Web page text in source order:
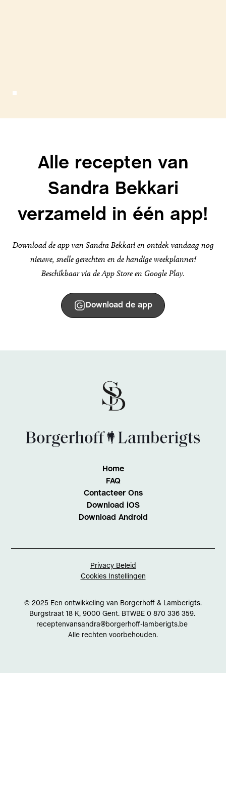
Alle recepten van
Sandra Bekkari
verzameld in één app!
Download de app van Sandra Bekkari en ontdek vandaag nog
nieuwe, snelle gerechten en de handige weekplanner!
Beschikbaar via de App Store en Google Play.
Download de app
Home
FAQ
Contacteer Ons
Download iOS
Download Android
© 2025 Een ontwikkeling van Borgerhoff & Lamberigts.
Burgstraat 18 K, 9000 Gent. BTWBE 0 870 336 359.
receptenvansandra@borgerhoff-lamberigts.be
Alle rechten voorbehouden.
Privacy Beleid
Cookies Instellingen